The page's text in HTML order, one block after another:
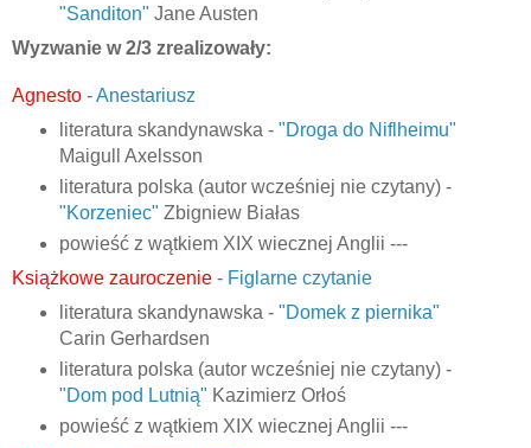
"Sanditon" Jane Austen
Wyzwanie w 2/3 zrealizowały:
Agnesto -Anestariusz
literatura skandynawska - "Droga do Niflheimu"
Maigull Axelsson
literatura polska (autor wcześniej nie czytany) -
"Korzeniec" Zbigniew Białas
powieść z wątkiem XIX wiecznej Anglii ---
Książkowe zauroczenie - Figlarne czytanie
literatura skandynawska - "Domek z piernika"
Carin Gerhardsen
literatura polska (autor wcześniej nie czytany) -
"Dom pod Lutnią" Kazimierz Orłoś
powieść z wątkiem XIX wiecznej Anglii ---